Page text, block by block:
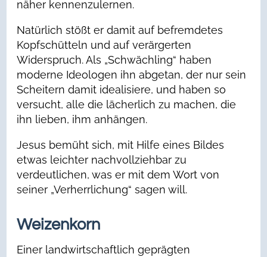
näher kennenzulernen.
Natürlich stößt er damit auf befremdetes
Kopfschütteln und auf verärgerten
Widerspruch. Als „Schwächling“ haben
moderne Ideologen ihn abgetan, der nur sein
Scheitern damit idealisiere, und haben so
versucht, alle die lächerlich zu machen, die
ihn lieben, ihm anhängen.
Jesus bemüht sich, mit Hilfe eines Bildes
etwas leichter nachvollziehbar zu
verdeutlichen, was er mit dem Wort von
seiner „Verherrlichung“ sagen will.
Weizenkorn
Einer landwirtschaftlich geprägten